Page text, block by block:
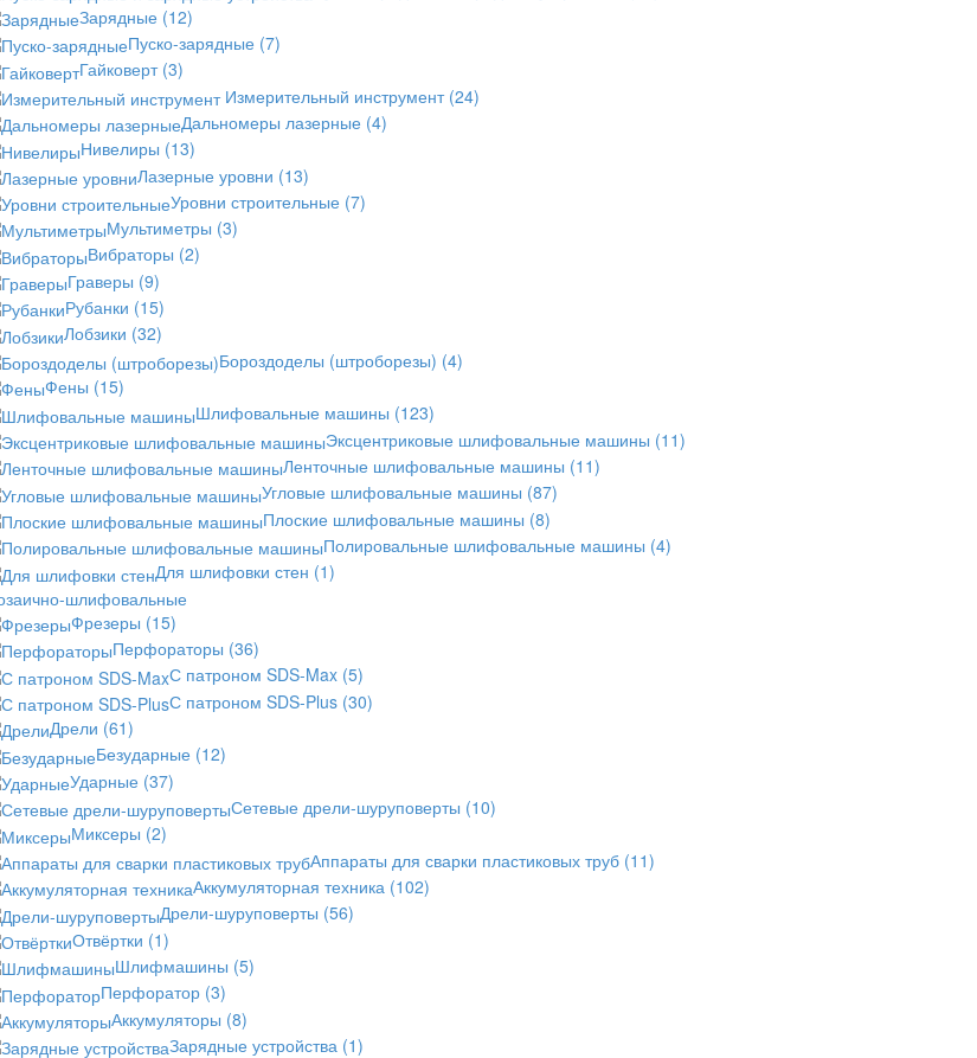
Зарядные (12)
Пуско-зарядные (7)
Гайковерт (3)
Измерительный инструмент (24)
Дальномеры лазерные (4)
Нивелиры (13)
Лазерные уровни (13)
Уровни строительные (7)
Мультиметры (3)
Вибраторы (2)
Граверы (9)
Рубанки (15)
Лобзики (32)
Бороздоделы (штроборезы) (4)
Фены (15)
Шлифовальные машины (123)
Эксцентриковые шлифовальные машины (11)
Ленточные шлифовальные машины (11)
Угловые шлифовальные машины (87)
Плоские шлифовальные машины (8)
Полировальные шлифовальные машины (4)
Для шлифовки стен (1)
шлифовальные
Фрезеры (15)
Перфораторы (36)
С патроном SDS-Max (5)
С патроном SDS-Plus (30)
Дрели (61)
Безударные (12)
Ударные (37)
Сетевые дрели-шуруповерты (10)
Миксеры (2)
Аппараты для сварки пластиковых труб (11)
Аккумуляторная техника (102)
Дрели-шуруповерты (56)
Отвёртки (1)
Шлифмашины (5)
Перфоратор (3)
Аккумуляторы (8)
Зарядные устройства (1)